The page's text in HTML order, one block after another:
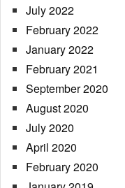
July 2022
February 2022
January 2022
February 2021
September 2020
August 2020
July 2020
April 2020
February 2020